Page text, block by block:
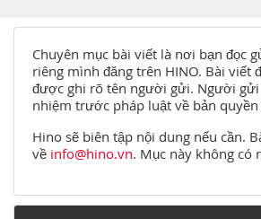
Chuyên mục bài viết là nơi bạn đọc
riêng mình đăng trên HINO. Bài viết
được ghi rõ tên người gửi. Người gửi
nhiệm trước pháp luật về bản quyền
Hino sẽ biên tập nội dung nếu cần.
về info@hino.vn. Mục này không có